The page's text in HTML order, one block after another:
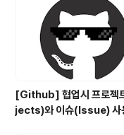
와 마찬가지로 Student 클래스
[Github] 협업시 프로젝
jects)와 이슈(Issue) 사